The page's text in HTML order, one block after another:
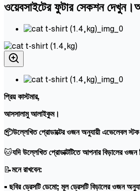
ওয়েবসাইটের ফুটার সেকশন
প্রিয় কাস্টমার,
আসসালামু আলাইকুম।
📦উল্লেখিত প্রোডাক্টের ওজন অনুযায়ী এভেলেবল স্টক
🐱যদি উল্লেখিত প্রোডাক্টটিতে আপনার বিড়ালের
📝মনে রাখবেন:
• ছবির ড্রেসটি ডেমো; মূল ড্রেসটি বিড়ালের ওজন